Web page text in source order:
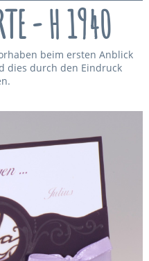
- H 1940
beim ersten Anblick
dies durch den Eindruck